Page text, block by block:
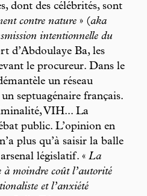
dont des célébrités, sont
contre nature » (aka
intentionnelle du
d’Abdoulaye Ba, les
le procureur. Dans le
un réseau
septuagénaire français.
VIH... La
public. L’opinion en
plus qu’à saisir la balle
législatif. « La
à moindre coût l’autorité
et l’anxiété